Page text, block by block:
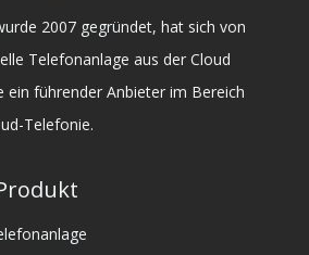
2007 gegründet, hat sich von
Telefonanlage aus der Cloud
ein führender Anbieter im Bereich
Telefonie.